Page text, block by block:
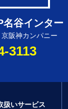
名谷インター
阪神カンパニー
3113
扱いサービス